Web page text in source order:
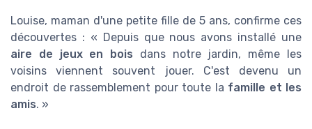
Louise, maman d'une petite fille de 5 ans, confirme ces
découvertes : « Depuis que nous avons installé une
aire de jeux en bois dans notre jardin, même les
voisins viennent souvent jouer. C'est devenu un
endroit de rassemblement pour toute la famille et les
amis. »